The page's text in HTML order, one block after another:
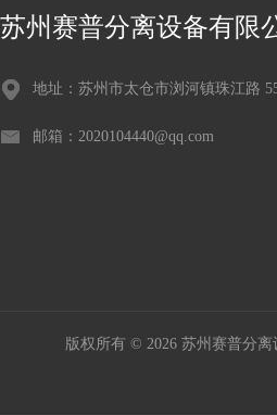
苏州赛普分离设备有限
地址：苏州市太仓市浏河镇珠江路
邮箱：2020104440@qq.com
版权所有 © 2026 苏州赛普分